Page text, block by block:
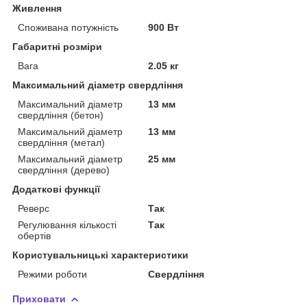
Живлення
Споживана потужність
900 Вт
Габаритні розміри
Вага
2.05 кг
Максимальний діаметр свердління
Максимальний діаметр
свердління (бетон)
13 мм
Максимальний діаметр
свердління (метал)
13 мм
Максимальний діаметр
свердління (дерево)
25 мм
Додаткові функції
Реверс
Так
Регулювання кількості
обертів
Так
Користувальницькі характеристики
Режими роботи
Свердління
Приховати